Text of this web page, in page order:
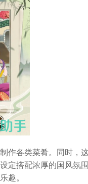
作各类菜肴。同时，
定搭配浓厚的国风氛
趣。